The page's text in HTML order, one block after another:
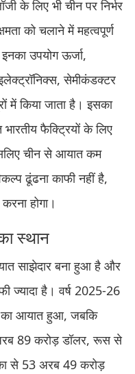
के लिए भी चीन पर निर्भर
को चलाने में महत्वपूर्ण
उपयोग ऊर्जा,
इलेक्ट्रॉनिक्स, सेमीकंडक्टर
में किया जाता है। इसका
फैक्ट्रियों के लिए
चीन से आयात कम
ढूंढना काफी नहीं है,
होगा।
स्थान
साझेदार बना हुआ है और
ज्यादा है। वर्ष 2025-26
आयात हुआ, जबकि
89 करोड़ डॉलर, रूस से
से 53 अरब 49 करोड़